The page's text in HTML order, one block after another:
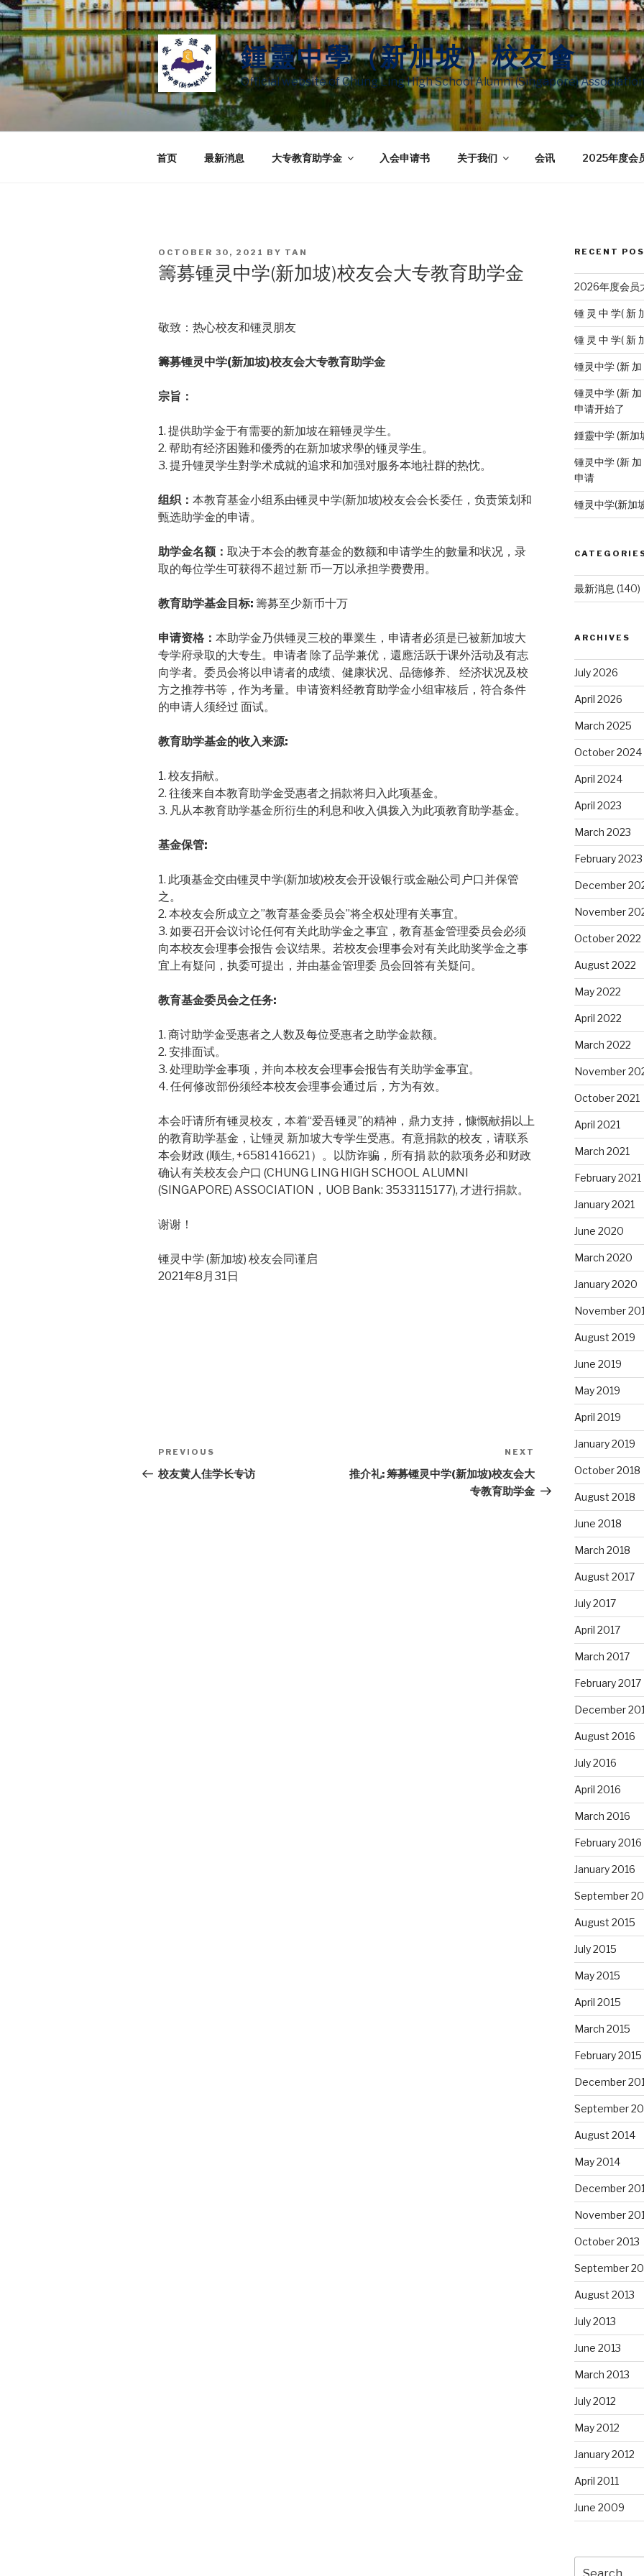
Skip
to
content
鍾靈中學（新加坡）校友會
Official website of Chung Ling High School Alumni (Singapore)
首页 最新消息 大专教育助学金 入会申请书 关于我们 会讯 2025年度会
POSTED
ON
OCTOBER 30, 2021 BY TAN
籌募锺灵中学(新加坡)校友会大专教育助学金
敬致：热心校友和锺灵朋友
籌募锺灵中学(新加坡)校友会大专教育助学金
宗旨：
1. 提供助学金于有需要的新加坡在籍锺灵学生。
2. 帮助有经济困難和優秀的在新加坡求學的锺灵学生。
3. 提升锺灵学生對学术成就的追求和加强对服务本地社群的热忱。
组织： 本教育基金小组系由锺灵中学(新加坡)校友会会长委任，负责策划和
甄选助学金的申请。
助学金名额： 取决于本会的教育基金的数额和申请学生的數量和状况，录
取的每位学生可获得不超过新 币一万以承担学费费用。
教育助学基金目标: 籌募至少新币十万
申请资格： 本助学金乃供锺灵三校的畢業生，申请者必須是已被新加坡大
专学府录取的大专生。申请者 除了品学兼优，還應活跃于课外活动及有志
向学者。委员会将以申请者的成绩、健康状况、品德修养、 经济状况及校
方之推荐书等，作为考量。申请资料经教育助学金小组审核后，符合条件
的申请人须经过 面试。
教育助学基金的收入来源:
1. 校友捐献。
2. 往後来自本教育助学金受惠者之捐款将归入此项基金。
3. 凡从本教育助学基金所衍生的利息和收入俱拨入为此项教育助学基金。
基金保管:
1. 此项基金交由锺灵中学(新加坡)校友会开设银行或金融公司户口并保管
之。
2. 本校友会所成立之”教育基金委员会”将全权处理有关事宜。
3. 如要召开会议讨论任何有关此助学金之事宜，教育基金管理委员会必须
向本校友会理事会报告 会议结果。若校友会理事会对有关此助奖学金之事
宜上有疑问，执委可提出，并由基金管理委 员会回答有关疑问。
教育基金委员会之任务:
1. 商讨助学金受惠者之人数及每位受惠者之助学金款额。
2. 安排面试。
3. 处理助学金事项，并向本校友会理事会报告有关助学金事宜。
4. 任何修改部份须经本校友会理事会通过后，方为有效。
本会吁请所有锺灵校友，本着“爱吾锺灵”的精神，鼎力支持，慷慨献捐以上
的教育助学基金，让锺灵 新加坡大专学生受惠。有意捐款的校友，请联系
本会财政 (顺生, +6581416621）。以防诈骗，所有捐 款的款项务必和财政
确认有关校友会户口 (CHUNG LING HIGH SCHOOL ALUMNI
(SINGAPORE) ASSOCIATION，UOB Bank: 3533115177), 才进行捐款。
谢谢！
锺灵中学 (新加坡) 校友会同谨启
2021年8月31日
Post
navigation
Previous
Post
PREVIOUS
校友黄人佳学长专访
Post
NEXT
推介礼: 筹募锺灵中学(新加坡)校友会大
专教育助学金
RECENT
2026年度会员
锺 灵 中 学( 新
锺 灵 中 学( 新
锺灵中学 (新
锺灵中学 (新
申请开始了
鍾靈中学 (新加
锺灵中学 (新
申请
锺灵中学(新加
最新消息 (140)
ARCHIVES
July 2026
April 2026
March 2025
October 2024
April 2024
April 2023
March 2023
February 2023
December
November
October 2022
August 2022
May 2022
April 2022
March 2022
November
October 2021
April 2021
March 2021
February 2021
January 2021
June 2020
March 2020
January 2020
November
August 2019
June 2019
May 2019
April 2019
January 2019
October 2018
August 2018
June 2018
March 2018
August 2017
July 2017
April 2017
March 2017
February 2017
December
August 2016
July 2016
April 2016
March 2016
February 2016
January 2016
September
August 2015
July 2015
May 2015
April 2015
March 2015
February 2015
December
September
August 2014
May 2014
December
November
October 2013
September
August 2013
July 2013
June 2013
March 2013
July 2012
May 2012
January 2012
April 2011
June 2009